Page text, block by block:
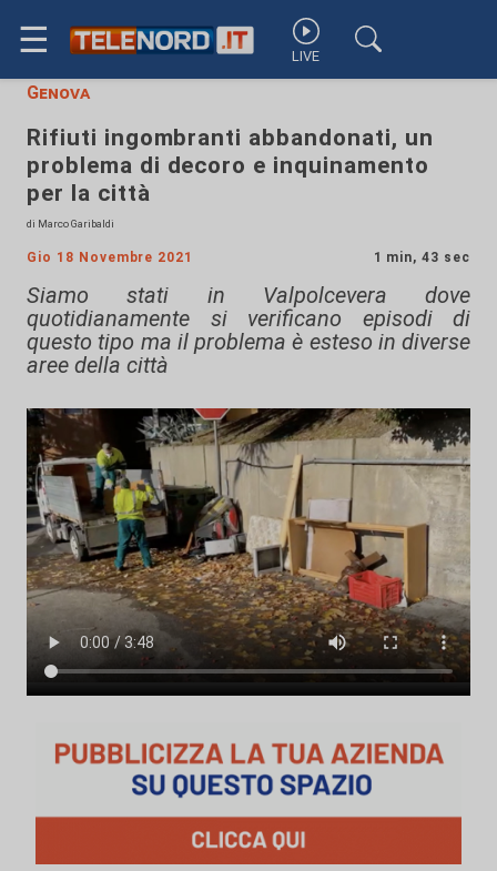
☰ LIVE
Genova
Rifiuti ingombranti abbandonati, un
problema di decoro e inquinamento
per la città
di Marco Garibaldi
Gio 18 Novembre 2021 1 min, 43 sec
Siamo stati in Valpolcevera dove
quotidianamente si verificano episodi di
questo tipo ma il problema è esteso in diverse
aree della città